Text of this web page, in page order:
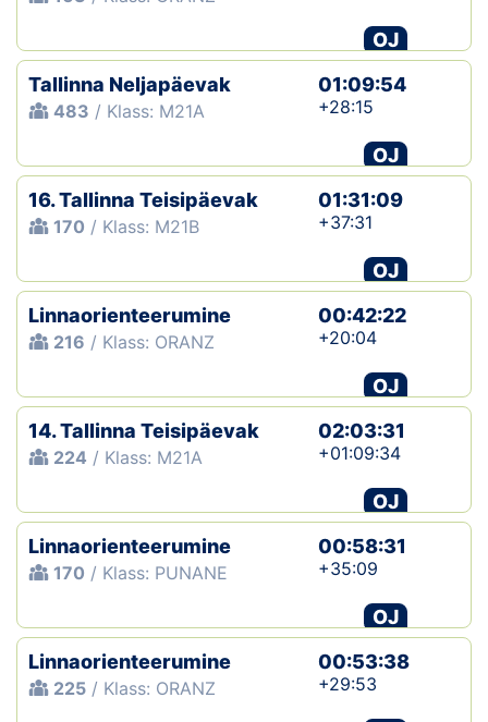
OJ
Tallinna Neljapäevak
483 / Klass: M21A
01:09:54
+28:15
OJ
16. Tallinna Teisipäevak
170 / Klass: M21B
01:31:09
+37:31
OJ
Linnaorienteerumine
216 / Klass: ORANZ
00:42:22
+20:04
OJ
14. Tallinna Teisipäevak
224 / Klass: M21A
02:03:31
+01:09:34
OJ
Linnaorienteerumine
170 / Klass: PUNANE
00:58:31
+35:09
OJ
Linnaorienteerumine
225 / Klass: ORANZ
00:53:38
+29:53